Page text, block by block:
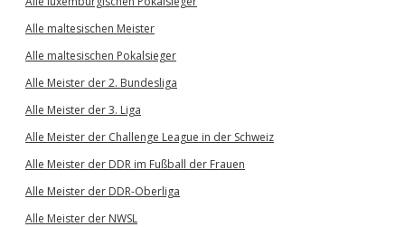
Alle maltesischen Meister
Alle maltesischen Pokalsieger
Alle Meister der 2. Bundesliga
Alle Meister der 3. Liga
Alle Meister der Challenge League in der Schweiz
Alle Meister der DDR im Fußball der Frauen
Alle Meister der DDR-Oberliga
Alle Meister der NWSL